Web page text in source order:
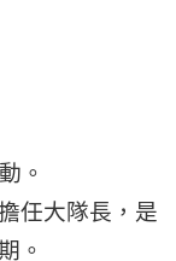
。
任大隊長，是
。